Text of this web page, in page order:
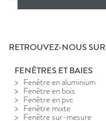
RETROUVEZ-NOUS SUR
FENÊTRES ET BAIES
Fenêtre en aluminium
Fenêtre en bois
Fenêtre en pvc
Fenêtre mixte
Fenêtre sur-mesure